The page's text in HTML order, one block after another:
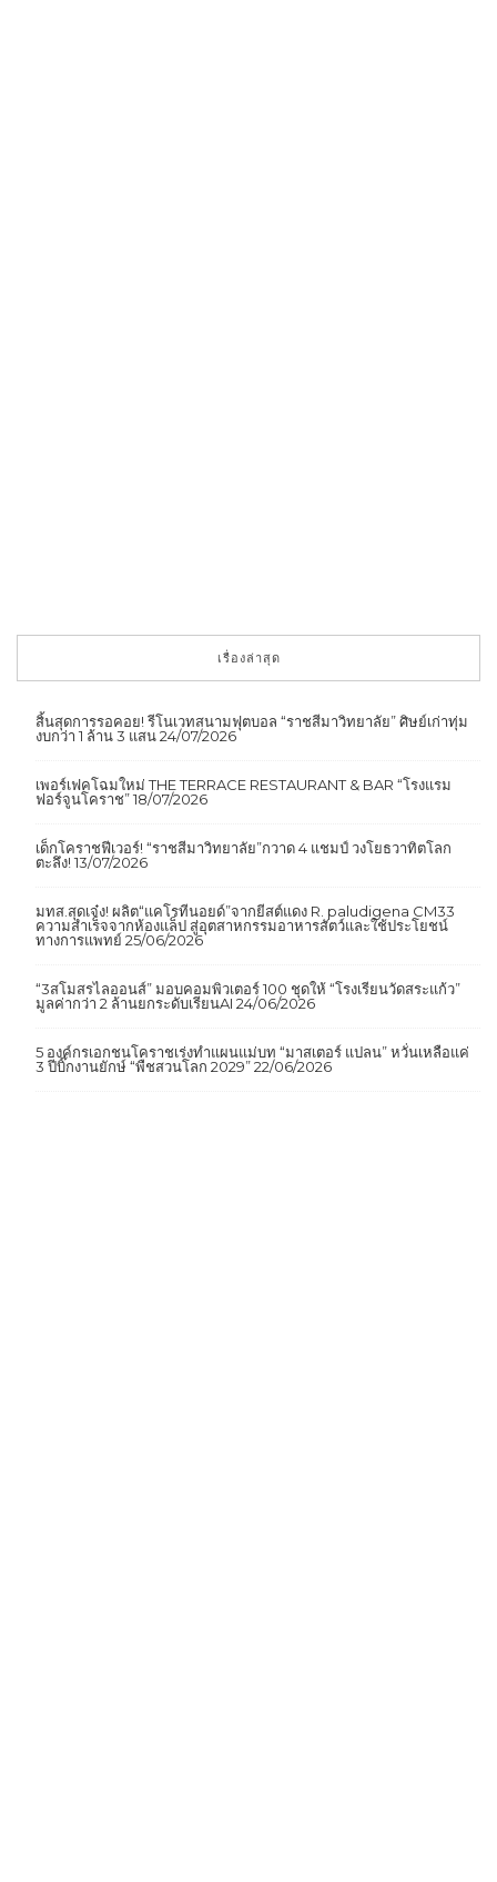
เรื่องล่าสุด
สิ้นสุดการรอคอย! รีโนเวทสนามฟุตบอล “ราชสีมาวิทยาลัย” ศิษย์เก่าทุ่ม
งบกว่า 1 ล้าน 3 แสน24/07/2026
เพอร์เฟคโฉมใหม่ THE TERRACE RESTAURANT & BAR “โรงแรม
ฟอร์จูนโคราช”18/07/2026
เด็กโคราชฟีเวอร์! “ราชสีมาวิทยาลัย”กวาด 4 แชมป์ วงโยธวาทิตโลก
ตะลึง!13/07/2026
ความสำเร็จจากห้องแล็ป สู่อุตสาหกรรมอาหารสัตว์และใช้ประโยชน์
ทางการแพทย์25/06/2026
“3สโมสรไลออนส์” มอบคอมพิวเตอร์ 100 ชุดให้ “โรงเรียนวัดสระแก้ว”
มูลค่ากว่า 2 ล้านยกระดับเรียนAI24/06/2026